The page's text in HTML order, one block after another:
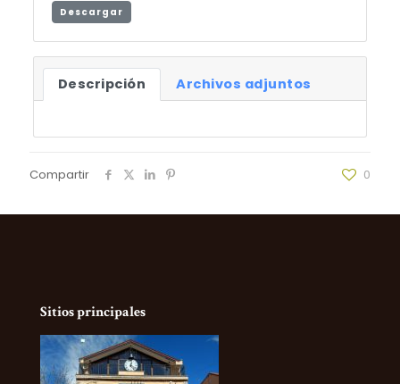
Descargar
Descripción Archivos adjuntos
Compartir 0
Sitios principales